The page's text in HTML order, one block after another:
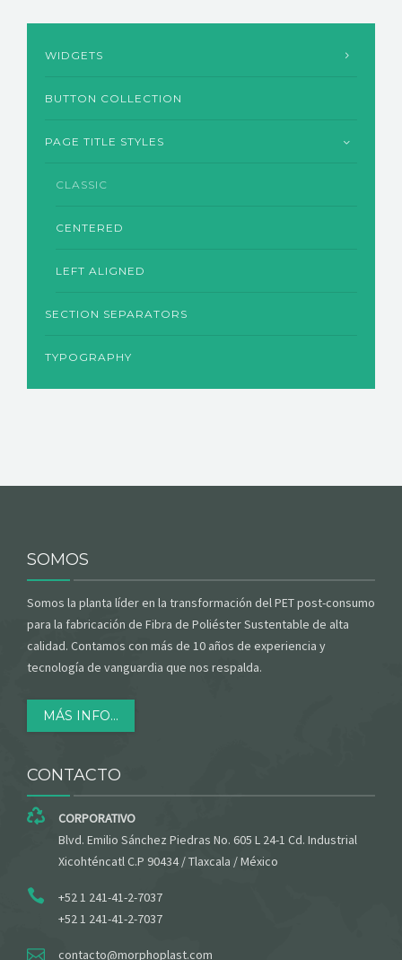
WIDGETS
BUTTON COLLECTION
PAGE TITLE STYLES
CLASSIC
CENTERED
LEFT ALIGNED
SECTION SEPARATORS
TYPOGRAPHY
SOMOS
Somos la planta líder en la transformación del PET post-consumo
para la fabricación de Fibra de Poliéster Sustentable de alta
calidad. Contamos con más de 10 años de experiencia y
tecnología de vanguardia que nos respalda.
MÁS INFO...
CONTACTO
CORPORATIVO
Blvd. Emilio Sánchez Piedras No. 605 L 24-1 Cd. Industrial
Xicohténcatl C.P 90434 / Tlaxcala / México
+52 1 241-41-2-7037
+52 1 241-41-2-7037
contacto@morphoplast.com